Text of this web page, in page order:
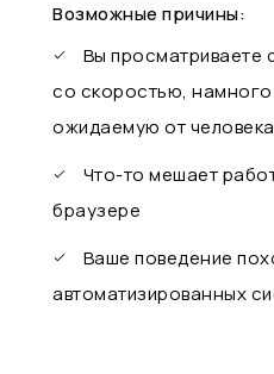
Возможные причины:
Вы просматриваете
со скоростью,
ожидаемую от человека
Что-то мешает
браузере
Ваше поведение
автоматизированных